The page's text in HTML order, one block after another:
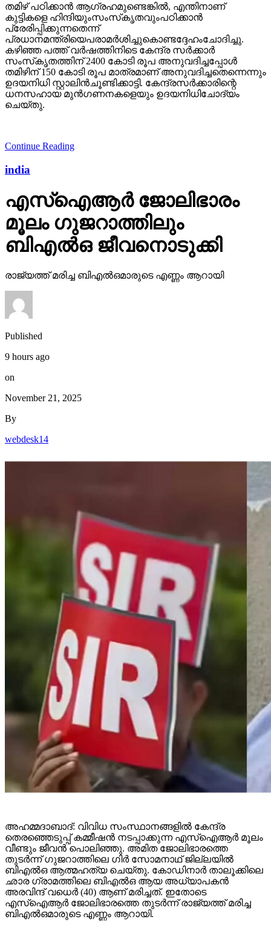
തമിഴ് പഠിക്കാന്‍ ആഗ്രഹമുണ്ടെങ്കില്‍, എന്തിനാണ്
കുട്ടികളെ ഹിന്ദിയുംസംസ്‌കൃതവുംപഠിക്കാന്‍
പ്രേരിപ്പിക്കുന്നതെന്ന്
പ്രധാനമന്ത്രിയെപരാമര്‍ശിച്ചുകൊണ്ടദ്ദേഹംചോദിച്ചു.
കഴിഞ്ഞ പത്ത് വര്‍ഷത്തിനിടെ കേന്ദ്ര സര്‍ക്കാര്‍
സംസ്‌കൃതത്തിന് 2400 കോടി രൂപ അനുവദിച്ചപ്പോള്‍
തമിഴിന് 150 കോടി രൂപ മാത്രമാണ് അനുവദിച്ചതെന്നെന്നും
ഉദയനിധി സ്റ്റാലിന്‍ചൂണ്ടിക്കാട്ടി. കേന്ദ്രസര്‍ക്കാരിന്റെ
ധനസഹായ മുന്‍ഗണനകളെയും ഉദയനിധിചോദ്യം
ചെയ്തു.
Continue Reading
india
എസ്ഐആർ ജോലിഭാരം
മൂലം ​ഗുജറാത്തിലും
ബിഎൽഒ ജീവനൊടുക്കി
രാജ്യത്ത് മരിച്ച ബിഎൽഒമാരുടെ എണ്ണം ആറായി
Published
9 hours ago
on
November 21, 2025
By
webdesk14
അഹമ്മദാബാദ്: വിവിധ സംസ്ഥാനങ്ങളിൽ കേന്ദ്ര
തെരഞ്ഞെടുപ്പ് കമ്മീഷൻ നടപ്പാക്കുന്ന എസ്ഐആർ മൂലം
വീണ്ടും ജീവൻ പൊലിഞ്ഞു. അമിത ജോലിഭാരത്തെ
തുടർന്ന് ​ഗുജറാത്തിലെ ​ഗിർ സോമനാഥ് ജില്ലയിൽ
ബിഎൽഒ ആത്മഹത്യ ചെയ്തു. കോഡിനാർ താലൂക്കിലെ
ഛാര ​ഗ്രാമത്തിലെ ബിഎൽഒ ആയ അധ്യാപകൻ
അരവിന്ദ് വധെർ (40) ആണ് മരിച്ചത്. ഇതോടെ
എസ്ഐആർ ജോലിഭാരത്തെ തുടർന്ന് രാജ്യത്ത് മരിച്ച
ബിഎൽഒമാരുടെ എണ്ണം ആറായി.